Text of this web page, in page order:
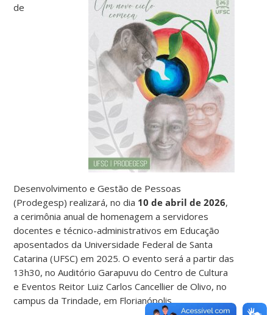
de
Desenvolvimento e Gestão de Pessoas
(Prodegesp) realizará, no dia 10 de abril de 2026,
a cerimônia anual de homenagem a servidores
docentes e técnico-administrativos em Educação
aposentados da Universidade Federal de Santa
Catarina (UFSC) em 2025. O evento será a partir das
13h30, no Auditório Garapuvu do Centro de Cultura
e Eventos Reitor Luiz Carlos Cancellier de Olivo, no
campus da Trindade, em Florianópolis.